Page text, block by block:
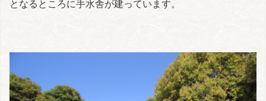
となるところに手水舎が建っています。